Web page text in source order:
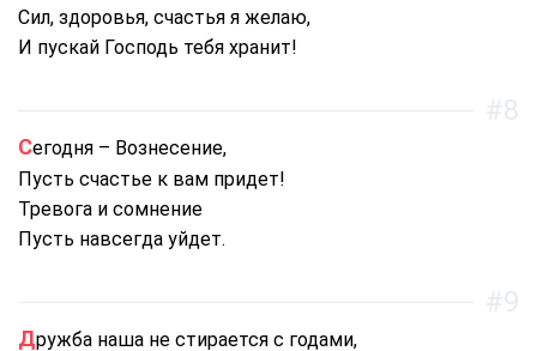
Сил, здоровья, счастья я желаю,
И пускай Господь тебя хранит!
Сегодня – Вознесение,
Пусть счастье к вам придет!
Тревога и сомнение
Пусть навсегда уйдет.
#8
Дружба наша не стирается с годами,
#9